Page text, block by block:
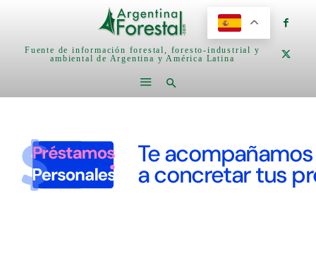
Fuente de información forestal, foresto-industrial y
ambiental de Argentina y América Latina